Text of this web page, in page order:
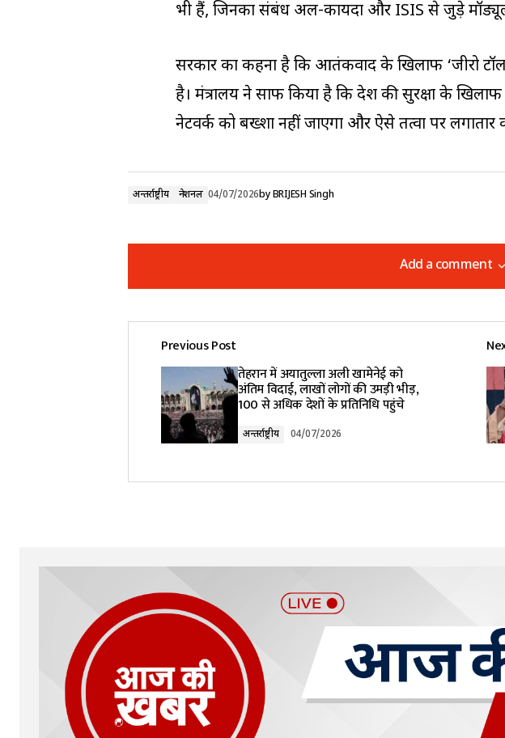
भी हैं, जिनका संबंध अल-कायदा और ISIS से जुड़े मॉड्यूल
सरकार का कहना है कि आतंकवाद के खिलाफ ‘जीरो
है। मंत्रालय ने साफ किया है कि देश की सुरक्षा के
नेटवर्क को बख्शा नहीं जाएगा और ऐसे तत्वों पर लगातार
अन्तर्राष्ट्रीय नेशनल 04/07/2026by BRIJESH Singh
Add a comment
Add a comment
Your email address will not be published. Required
Comment*
Submit Comment
Previous Post
तेहरान में अयातुल्ला अली खामेनेई को
अंतिम विदाई, लाखों लोगों की उमड़ी भीड़,
100 से अधिक देशों के प्रतिनिधि पहुंचे
अन्तर्राष्ट्रीय 04/07/2026